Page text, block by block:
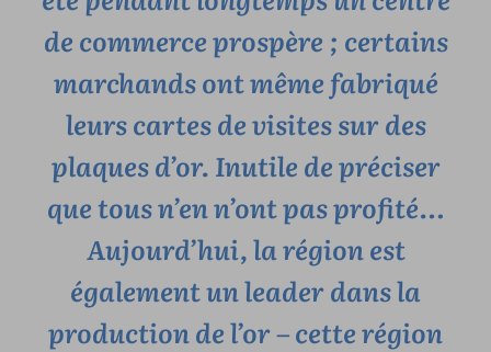
de commerce prospère ; certains
marchands ont même fabriqué
leurs cartes de visites sur des
plaques d’or. Inutile de préciser
que tous n’en n’ont pas profité…
Aujourd’hui, la région est
également un leader dans la
production de l’or – cette région